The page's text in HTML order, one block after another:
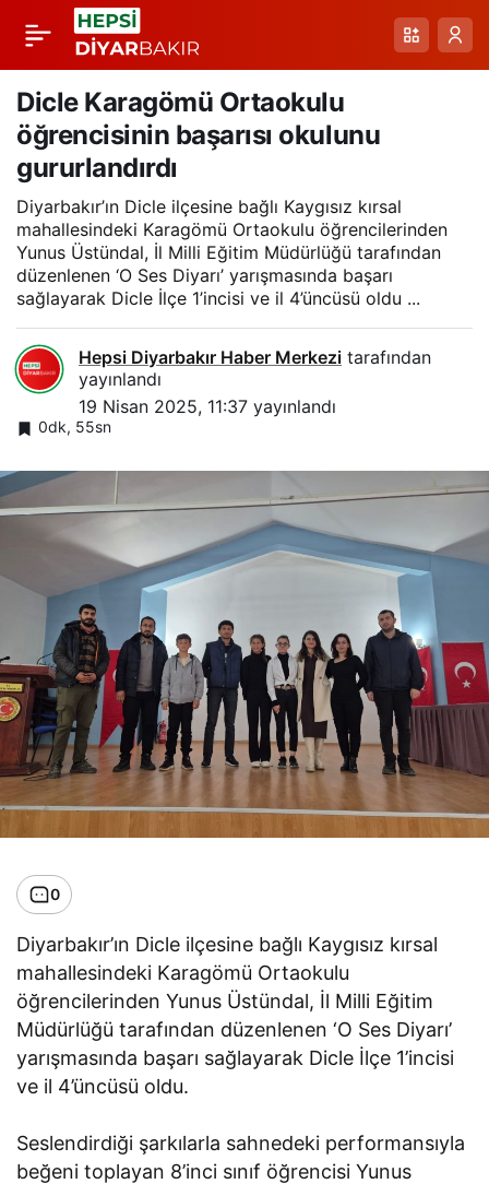
Dicle Karagömü Ortaokulu
öğrencisinin başarısı okulunu
gururlandırdı
Diyarbakır’ın Dicle ilçesine bağlı Kaygısız kırsal
mahallesindeki Karagömü Ortaokulu öğrencilerinden
Yunus Üstündal, İl Milli Eğitim Müdürlüğü tarafından
düzenlenen ‘O Ses Diyarı’ yarışmasında başarı
sağlayarak Dicle İlçe 1’incisi ve il 4’üncüsü oldu ...
Hepsi Diyarbakır Haber Merkezi tarafından
yayınlandı
19 Nisan 2025, 11:37 yayınlandı
0dk, 55sn
0
Diyarbakır’ın Dicle ilçesine bağlı Kaygısız kırsal
mahallesindeki Karagömü Ortaokulu
öğrencilerinden Yunus Üstündal, İl Milli Eğitim
Müdürlüğü tarafından düzenlenen ‘O Ses Diyarı’
yarışmasında başarı sağlayarak Dicle İlçe 1’incisi
ve il 4’üncüsü oldu.
Seslendirdiği şarkılarla sahnedeki performansıyla
beğeni toplayan 8’inci sınıf öğrencisi Yunus
Diyarbakır’da Aile Yılı
etkinliği
Paylaş